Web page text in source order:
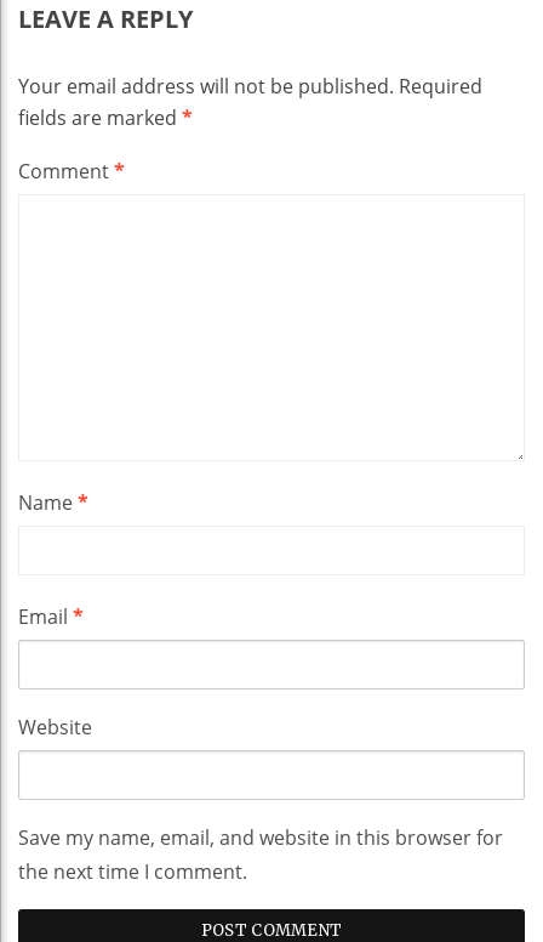
LEAVE A REPLY
Your email address will not be published. Required
fields are marked *
Comment*
Name*
Email *
Website
Save my name, email, and website in this browser for
the next time I comment.